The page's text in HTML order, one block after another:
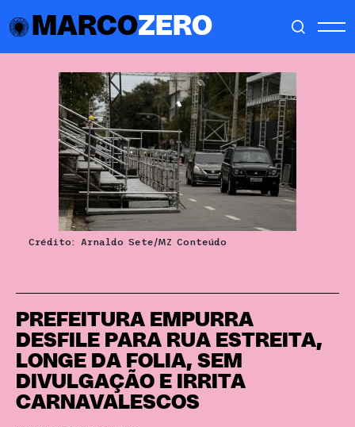
MARCOZERO
PREFEITURA EMPURRA
DESFILE PARA RUA ESTREITA,
LONGE DA FOLIA, SEM
DIVULGAÇÃO E IRRITA
CARNAVALESCOS
Crédito: Arnaldo Sete/MZ Conteúdo